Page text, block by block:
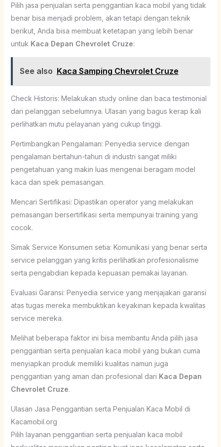
Pilih jasa penjualan serta penggantian kaca mobil yang tidak
benar bisa menjadi problem, akan tetapi dengan teknik
berikut, Anda bisa membuat ketetapan yang lebih benar
untuk Kaca Depan Chevrolet Cruze:
See also Kaca Samping Chevrolet Cruze
Check Historis: Melakukan study online dan baca testimonial
dari pelanggan sebelumnya. Ulasan yang bagus kerap kali
perlihatkan mutu pelayanan yang cukup tinggi.
Pertimbangkan Pengalaman: Penyedia service dengan
pengalaman bertahun-tahun di industri sangat miliki
pengetahuan yang makin luas mengenai beragam model
kaca dan spek pemasangan.
Mencari Sertifikasi: Dipastikan operator yang melakukan
pemasangan bersertifikasi serta mempunyai training yang
cocok.
Simak Service Konsumen setia: Komunikasi yang benar serta
service pelanggan yang kritis perlihatkan profesionalisme
serta pengabdian kepada kepuasan pemakai layanan.
Evaluasi Garansi: Penyedia service yang menjajakan garansi
atas tugas mereka membuktikan keyakinan kepada kwalitas
service mereka.
Melihat beberapa faktor ini bisa membantu Anda pilih jasa
penggantian serta penjualan kaca mobil yang bukan cuma
menyiapkan produk memiliki kualitas namun juga
penggantian yang aman dan profesional dari Kaca Depan
Chevrolet Cruze.
Ulasan Jasa Penggantian serta Penjualan Kaca Mobil di
Kacamobil.org
Pilih layanan penggantian serta penjualan kaca mobil